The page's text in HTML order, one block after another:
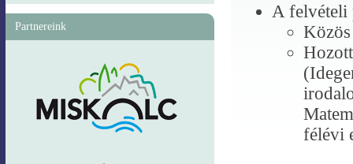
Partnereink
A felvételi
félévi